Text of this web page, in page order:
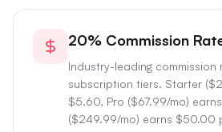
20% Commission
Industry-leading commission
subscription tiers. Starter
$5.60, Pro ($67.99/mo)
($249.99/mo) earns $50.00